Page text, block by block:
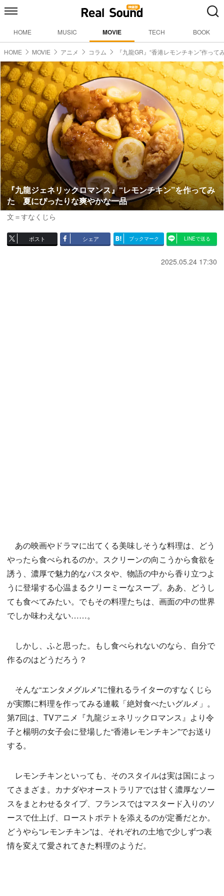
HOME MUSIC MOVIE TECH BOOK
HOME MOVIE アニメ コラム 『九龍GR』“香港レモンチキン”作って
『九龍ジェネリックロマンス』“レモンチキン”を作ってみ
た 夏にぴったりな爽やかな一品
文＝すなくじら
ポスト シェア ブックマーク LINEで送る
2025.05.24 17:30
あの映画やドラマに出てくる美味しそうな料理は、どう
やったら食べられるのか。スクリーンの向こうから食欲を
誘う、濃厚で魅力的なパスタや、物語の中から香り立つよ
うに登場する心温まるクリーミーなスープ。ああ、どうし
ても食べてみたい。でもその料理たちは、画面の中の世界
でしか味わえない……。
しかし、ふと思った。もし食べられないのなら、自分で
作るのはどうだろう？
そんな“エンタメグルメ”に憧れるライターのすなくじら
が実際に料理を作ってみる連載「絶対食べたいグルメ」。
第7回は、TVアニメ『九龍ジェネリックロマンス』より令
子と楊明の女子会に登場した“香港レモンチキン”でお送り
する。
レモンチキンといっても、そのスタイルは実は国によっ
てさまざま。カナダやオーストラリアでは甘く濃厚なソー
スをまとわせるタイプ、フランスではマスタード入りのソ
ースで仕上げ、ローストポテトを添えるのが定番だとか。
どうやら“レモンチキン”は、それぞれの土地で少しずつ表
情を変えて愛されてきた料理のようだ。